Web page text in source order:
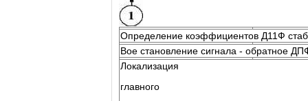
Определение коэффициентов Д11Ф
Вое становление сигнала - обратное
Локализация
главного